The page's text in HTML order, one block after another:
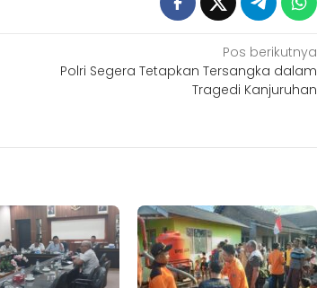
Pos berikutnya
Polri Segera Tetapkan Tersangka dalam
Tragedi Kanjuruhan